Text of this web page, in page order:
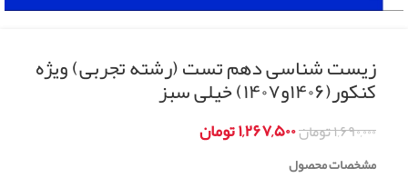
زیست شناسی دهم تست (رشته تجربی) ویژه
کنکور(۱۴۰۶و۱۴۰۷) خیلی سبز
۱,۶۹۰,۰۰۰تومان۱,۲۶۷,۵۰۰تومان
مشخصات محصول